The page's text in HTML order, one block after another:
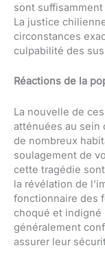
sont
La justice
circonstances
culpabilité des
Réactions de la
La nouvelle de
atténuées au sein
de nombreux
soulagement de
cette tragédie
la révélation de
fonctionnaire des
choqué et indigné
généralement
assurer leur